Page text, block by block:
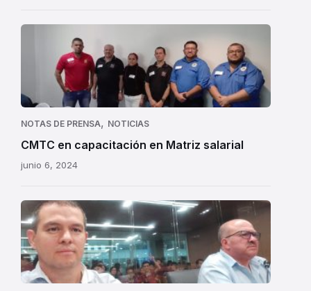
CMTC
capacitación
de
Matriz
NOTAS DE PRENSA, NOTICIAS
CMTC en capacitación en Matriz salarial
junio 6, 2024
CMTC
en
oposición
expediente
24.290